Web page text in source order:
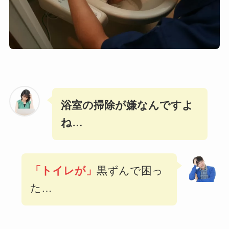
浴室の掃除が嫌なんですよ
ね…
「トイレが」 黒ずんで困っ
た…